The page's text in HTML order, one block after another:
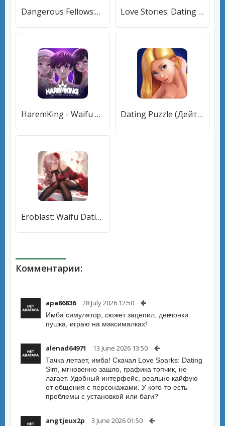
Dangerous Fellows:Otome Dating [МОД Меню] APK Android Love Stories: Dating game (Лав Сториз) [МОД Бесконечные монеты] APK Android
HaremKing - Waifu Dating Sim (ХаремКинг) [МОД Premium] APK Android Dating Puzzle (Дейтинг Пазл) [МОД Unlocked] APK Android
Eroblast: Waifu Dating Sim (Эробласт) [МОД Unlocked] APK Android
Комментарии:
apa86836 28 July 2026 12:50
Имба симулятор, сюжет зацепил, девчонки
пушка, играю на максималках!
alenad64971 13 June 2026 13:50
Тачка летает, имба! Скачал Love Sparks: Dating
Sim, мгновенно зашло, графика топчик, не
лагает. Удобный интерфейс, реально кайфую
от общения с персонажами. У кого-то есть
проблемы с установкой или баги?
angtjeux2p 3 June 2026 01:50